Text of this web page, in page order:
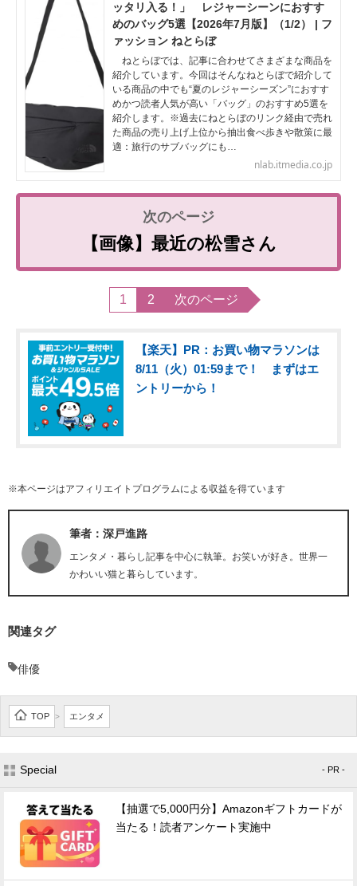
ッタリ入る！」 レジャーシーンにおすす
めのバッグ5選【2026年7月版】（1/2） | フ
ァッション ねとらぼ
ねとらぼでは、記事に合わせてさまざまな商品を
紹介しています。今回はそんなねとらぼで紹介して
いる商品の中でも“夏のレジャーシーズン”におすす
めかつ読者人気が高い「バッグ」のおすすめ5選を
紹介します。※過去にねとらぼのリンク経由で売れ
た商品の売り上げ上位から抽出食べ歩きや散策に最
適：旅行のサブバッグにも…
nlab.itmedia.co.jp
【画像】最近の松雪さん
1 2 次のページ
【楽天】PR：お買い物マラソンは
8/11（火）01:59まで！ まずはエ
ントリーから！
※本ページはアフィリエイトプログラムによる収益を得ています
筆者：深戸進路
エンタメ・暮らし記事を中心に執筆。お笑いが好き。世界一
かわいい猫と暮らしています。
関連タグ
俳優
TOP > エンタメ
Special - PR -
【抽選で5,000円分】Amazonギフトカードが
当たる！読者アンケート実施中